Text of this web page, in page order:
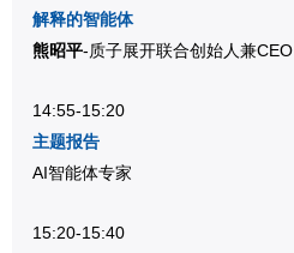
解释的智能体
熊昭平-质子展开联合创始人兼CEO
14:55-15:20
主题报告
AI智能体专家
15:20-15:40